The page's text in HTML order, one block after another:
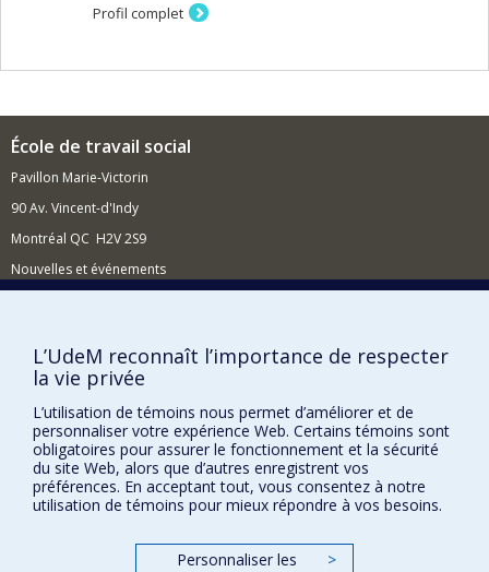
Je m’intéresse aux liens entre les processus de
ont permis de faire progresser les innovations liées aux
soins intégrés et intersectoriels et à l'intervention par
les pair·es. Mes recherches s'appuient sur les
méthodologies critique, participative, communautaire et
connaissances sur la formation et l’intervention en
travail social dites réflexives, antioppressives,
pédagogiques critiques et antiracistes ainsi que
l'approche sensibles aux traumas.
recherche, notamment le
Centre Sherpa
InterActions,Centre de recherche en santé publique
(CReSP)
Queer Migration Research Network. Je travaille en
codirection au labo social Clinique Mauve.
Profil complet
École de travail social
Pavillon Marie-Victorin
90 Av. Vincent-d'Indy
Montréal QC H2V 2S9
Nouvelles et événements
BESOIN D'AIDE?
Plan du site
Signaler une erreur
Accessibilité
FACULTÉ DES ARTS ET DES SCIENCES
Nos centres d'études
L’UdeM reconnaît l’importance de respecter
la vie privée
L’utilisation de témoins nous permet d’améliorer et de
personnaliser votre expérience Web. Certains témoins sont
obligatoires pour assurer le fonctionnement et la sécurité
du site Web, alors que d’autres enregistrent vos
préférences. En acceptant tout, vous consentez à notre
utilisation de témoins pour mieux répondre à vos besoins.
Personnaliser les
>